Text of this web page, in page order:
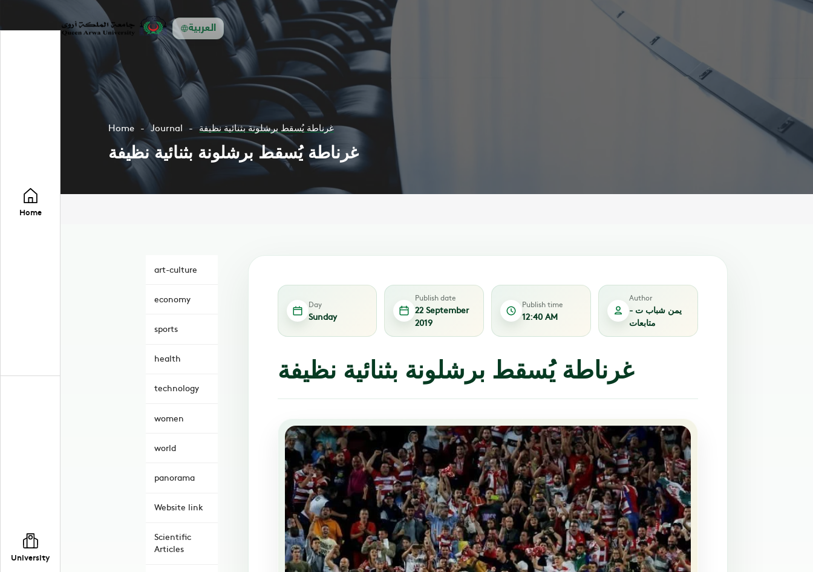
العربية
Home
University
Home Journal غرناطة يُسقط برشلونة بثنائية نظيفة
غرناطة يُسقط برشلونة بثنائية نظيفة
art-culture
economy
sports
health
technology
women
world
panorama
Website link
Scientific
Articles
Day
Sunday
Publish date
22 September
2019
Publish time
12:40 AM
Author
يمن شباب ت -
متابعات
غرناطة يُسقط برشلونة بثنائية نظيفة